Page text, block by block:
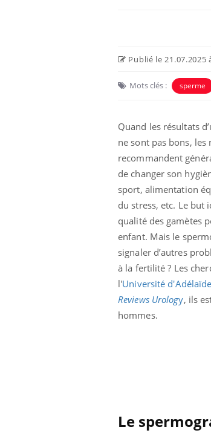
Publié le 21.07.2025
Mots clés : sperme
Quand les résultats
ne sont pas bons, les
recommandent
de changer son
sport, alimentation
du stress, etc. Le but
qualité des gamètes
enfant. Mais le
signaler d’autres
à la fertilité ? Les
l'Université d'Adélaïde
Reviews Urology, ils
hommes.
Le
même alopécie… Les symptômes
carence en fer sont multiples ce